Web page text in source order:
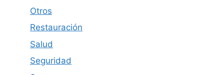
Otros
Restauración
Salud
Seguridad